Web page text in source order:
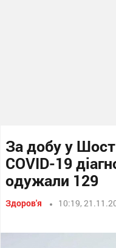
За добу у
COVID-19
одужали 129
Здоров'я 10:19,